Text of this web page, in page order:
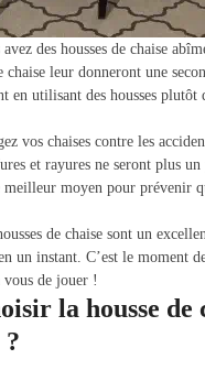
avez des housses de chaise
chaise leur donneront une
en utilisant des housses plutôt
vos chaises contre les
et rayures ne seront plus
meilleur moyen pour prévenir
de chaise sont un
un instant. C’est le moment
vous de jouer !
la housse de